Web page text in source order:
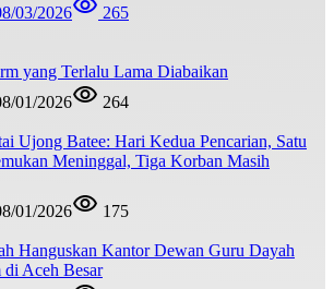
03/2026 265
yang Terlalu Lama Diabaikan
01/2026
264
Ujong Batee: Hari Kedua Pencarian, Satu
Meninggal, Tiga Korban Masih
01/2026
175
Hanguskan Kantor Dewan Guru Dayah
Aceh Besar